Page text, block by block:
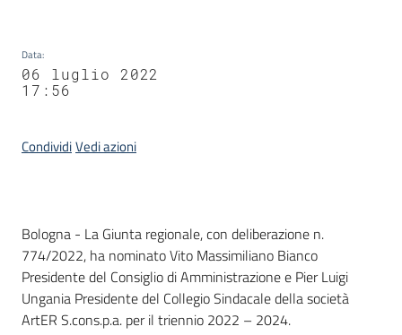
Data:
06 luglio 2022
17:56
CondividiVedi azioni
Contenuto
Bologna - La Giunta regionale, con deliberazione n.
774/2022, ha nominato Vito Massimiliano Bianco
Presidente del Consiglio di Amministrazione e Pier Luigi
Ungania Presidente del Collegio Sindacale della società
ArtER S.cons.p.a. per il triennio 2022 – 2024.